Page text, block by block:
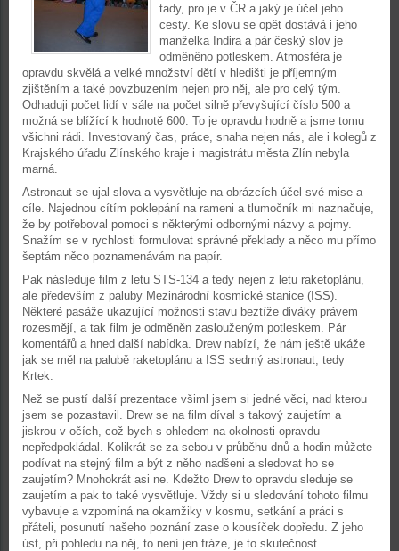
tady, pro je v ČR a jaký je účel jeho
cesty. Ke slovu se opět dostává i jeho
manželka Indira a pár český slov je
odměněno potleskem. Atmosféra je
opravdu skvělá a velké množství dětí v hledišti je příjemným
zjištěním a také povzbuzením nejen pro něj, ale pro celý tým.
Odhaduji počet lidí v sále na počet silně převyšující číslo 500 a
možná se blížící k hodnotě 600. To je opravdu hodně a jsme tomu
všichni rádi. Investovaný čas, práce, snaha nejen nás, ale i kolegů z
Krajského úřadu Zlínského kraje i magistrátu města Zlín nebyla
marná.
Astronaut se ujal slova a vysvětluje na obrázcích účel své mise a
cíle. Najednou cítím poklepání na rameni a tlumočník mi naznačuje,
že by potřeboval pomoci s některými odbornými názvy a pojmy.
Snažím se v rychlosti formulovat správné překlady a něco mu přímo
šeptám něco poznamenávám na papír.
Pak následuje film z letu STS-134 a tedy nejen z letu raketoplánu,
ale především z paluby Mezinárodní kosmické stanice (ISS).
Některé pasáže ukazující možnosti stavu beztíže diváky právem
rozesmějí, a tak film je odměněn zaslouženým potleskem. Pár
komentářů a hned další nabídka. Drew nabízí, že nám ještě ukáže
jak se měl na palubě raketoplánu a ISS sedmý astronaut, tedy
Krtek.
Než se pustí další prezentace všiml jsem si jedné věci, nad kterou
jsem se pozastavil. Drew se na film díval s takový zaujetím a
jiskrou v očích, což bych s ohledem na okolnosti opravdu
nepředpokládal. Kolikrát se za sebou v průběhu dnů a hodin můžete
podívat na stejný film a být z něho nadšeni a sledovat ho se
zaujetím? Mnohokrát asi ne. Kdežto Drew to opravdu sleduje se
zaujetím a pak to také vysvětluje. Vždy si u sledování tohoto filmu
vybavuje a vzpomíná na okamžiky v kosmu, setkání a práci s
přáteli, posunutí našeho poznání zase o kousíček dopředu. Z jeho
úst, při pohledu na něj, to není jen fráze, je to skutečnost.